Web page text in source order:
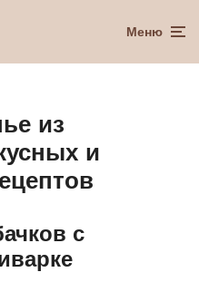
Меню
из
и
с